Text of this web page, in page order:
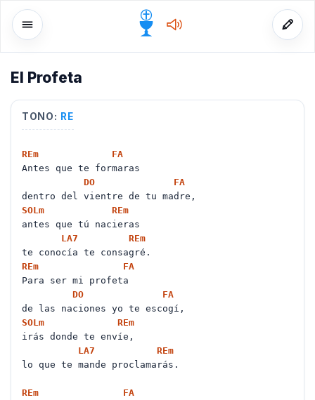
El Profeta
TONO: RE
REm
FA
Antes que te formaras
DO
FA
dentro del vientre de tu madre,
SOLm REm
antes que tú nacieras
LA7 REm
te conocía te consagré.
REm
FA
Para ser mi profeta
DO
FA
de las naciones yo te escogí,
SOLm REm
irás donde te envíe,
LA7 REm
lo que te mande proclamarás.
REm
FA